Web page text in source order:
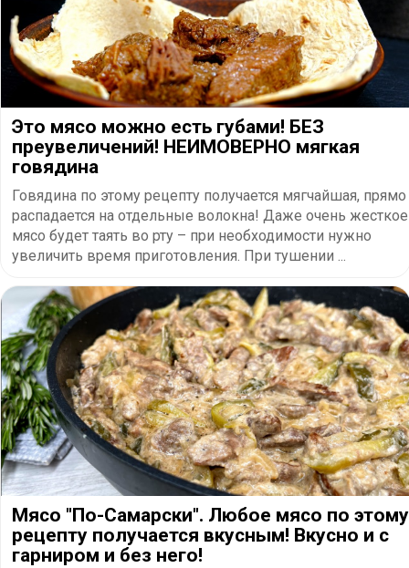
Это мясо можно есть губами! БЕЗ
преувеличений! НЕИМОВЕРНО мягкая
говядина
Говядина по этому рецепту получается мягчайшая, прямо
распадается на отдельные волокна! Даже очень жесткое
мясо будет таять во рту – при необходимости нужно
увеличить время приготовления. При тушении ...
Мясо "По-Самарски". Любое мясо по этому
рецепту получается вкусным! Вкусно и с
гарниром и без него!